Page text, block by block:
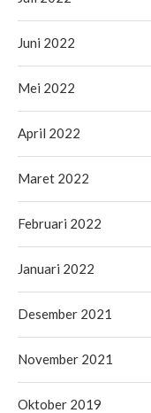
Juni 2022
Mei 2022
April 2022
Maret 2022
Februari 2022
Januari 2022
Desember 2021
November 2021
Oktober 2019